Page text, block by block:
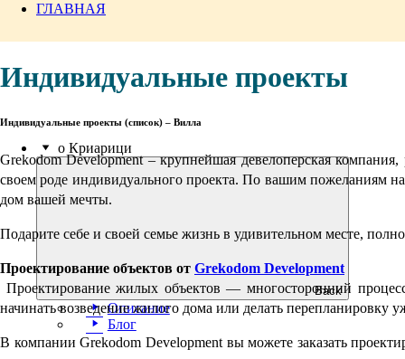
ГЛАВНАЯ
о Криарици
Back
Описание
Блог
Индивидуальные проекты
Индивидуальные проекты (список) – Вилла
Grekodom Development – крупнейшая девелоперская
своем роде индивидуального проекта. По вашим пожеланиям
дом вашей мечты.
Подарите себе и своей семье жизнь в удивительном месте,
Проектирование объектов от Grekodom Development
Проектирование жилых объектов — многосторонний
начинать возведение жилого дома или делать перепланировку
В компании Grekodom Development вы можете заказать